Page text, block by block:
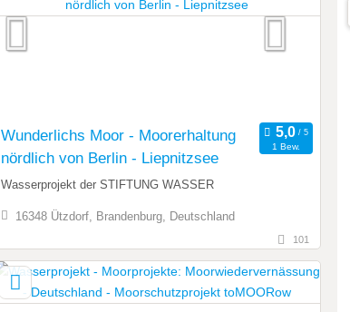
Wunderlichs Moor - Moorerhaltung
nördlich von Berlin - Liepnitzsee
1 Bew.
Wasserprojekt der STIFTUNG WASSER
16348 Ützdorf, Brandenburg, Deutschland
101